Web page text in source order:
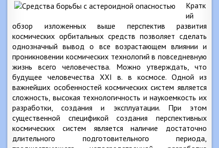
Кратк
ий
обзор изложенных выше перспектив развития
космических орбитальных средств позволяет сделать
однозначный вывод о все возрастающем влиянии и
проникновении космических технологий в повседневную
жизнь всего человечества. Можно утверждать, что
будущее человечества XXI в. в космосе. Одной из
важнейших особенностей космических систем является
сложность, высокая технологичность и наукоемкость их
разработки, создания и эксплуатации. При этом
существенной спецификой создания перспективных
космических систем является наличие достаточно
длительного подготовительного периода,